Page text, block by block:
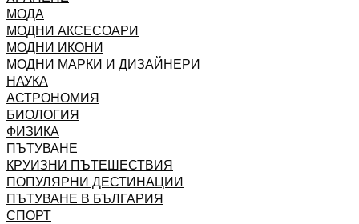
МОДА
МОДНИ АКСЕСОАРИ
МОДНИ ИКОНИ
МОДНИ МАРКИ И ДИЗАЙНЕРИ
НАУКА
АСТРОНОМИЯ
БИОЛОГИЯ
ФИЗИКА
ПЪТУВАНЕ
КРУИЗНИ ПЪТЕШЕСТВИЯ
ПОПУЛЯРНИ ДЕСТИНАЦИИ
ПЪТУВАНЕ В БЪЛГАРИЯ
СПОРТ